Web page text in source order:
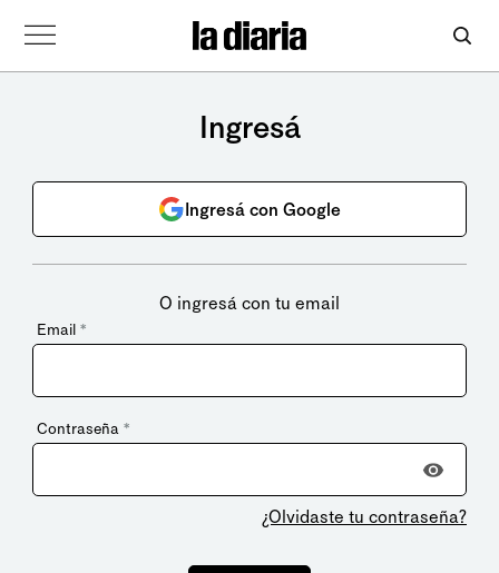
Ingresá
Ingresá con Google
O ingresá con tu email
Email *
Contraseña *
¿Olvidaste tu contraseña?